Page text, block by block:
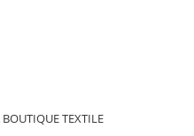
TEXTILE